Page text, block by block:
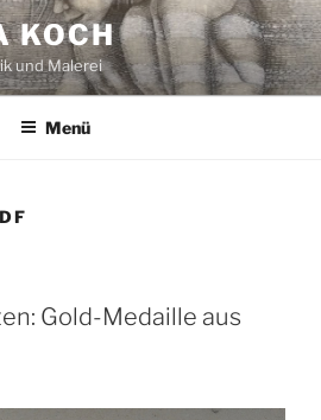
KOCH
und Malerei
Menü
Gold-Medaille aus